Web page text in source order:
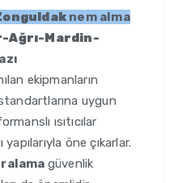
nem alma
Ağrı-Mardin-
ekipmanların
uygun
ısıtıcılar
öne çıkarlar.
güvenlik